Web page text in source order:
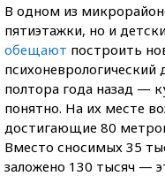
В одном из
пятиэтажки, но и
обещают построить
полтора года назад —
понятно. На их месте
достигающие 80
Вместо сносимых 35
заложено 130 тысяч —